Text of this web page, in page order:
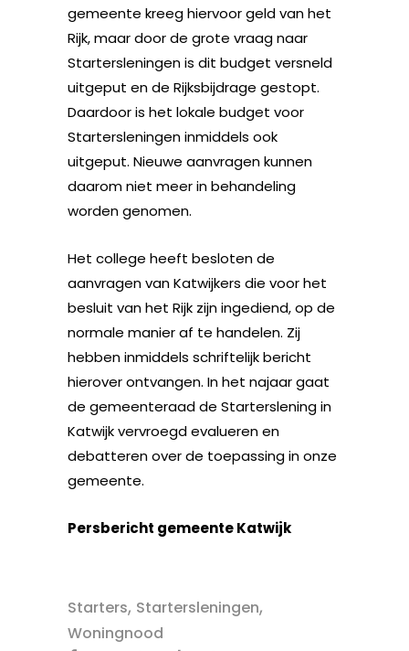
gemeente kreeg hiervoor geld van het
Rijk, maar door de grote vraag naar
Startersleningen is dit budget versneld
uitgeput en de Rijksbijdrage gestopt.
Daardoor is het lokale budget voor
Startersleningen inmiddels ook
uitgeput. Nieuwe aanvragen kunnen
daarom niet meer in behandeling
worden genomen.
Het college heeft besloten de
aanvragen van Katwijkers die voor het
besluit van het Rijk zijn ingediend, op de
normale manier af te handelen. Zij
hebben inmiddels schriftelijk bericht
hierover ontvangen. In het najaar gaat
de gemeenteraad de Starterslening in
Katwijk vervroegd evalueren en
debatteren over de toepassing in onze
gemeente.
Persbericht gemeente Katwijk
Starters, Startersleningen,
Woningnood